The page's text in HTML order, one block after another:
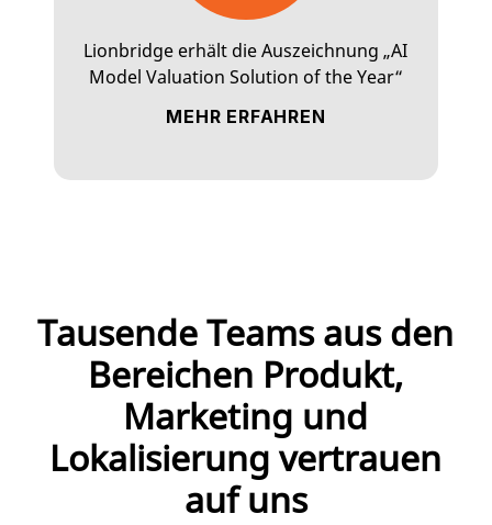
MEHR ERFAHREN
Lionbridge erhält die Auszeichnung „AI
Model Valuation Solution of the Year“
Tausende Teams aus den
Bereichen Produkt,
Marketing und
Lokalisierung vertrauen
auf uns